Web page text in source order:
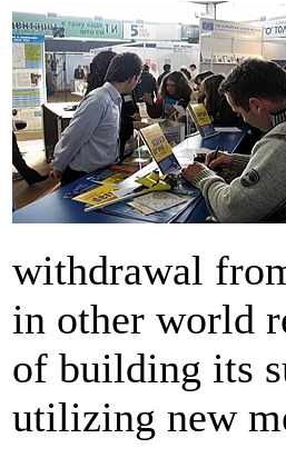
withdrawal
in other world
of building its
utilizing new